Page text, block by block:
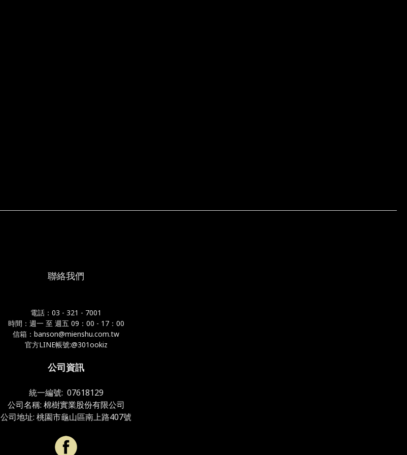
聯絡我們
電話：03 - 321 - 7001
時間：週一 至 週五 09：00 - 17：00
信箱：banson@mienshu.com.tw
官方LINE帳號:@301ookiz
公司資訊
統一編號: 07618129
公司名稱: 棉樹實業股份有限公司
公司地址: 桃園市龜山區南上路407號